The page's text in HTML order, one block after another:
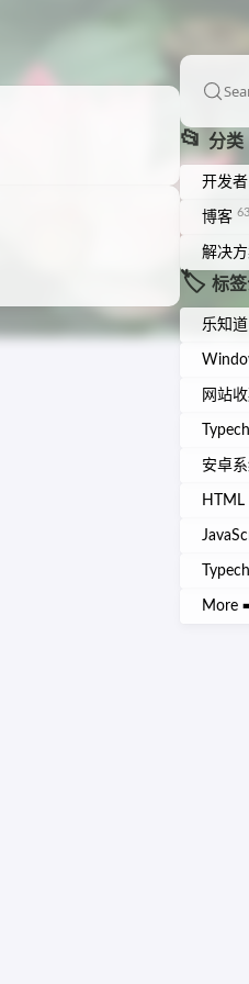
📂 分类
开发者
博客 63
解决
🏷️ 标
乐知道
网站
安卓
HTML
More